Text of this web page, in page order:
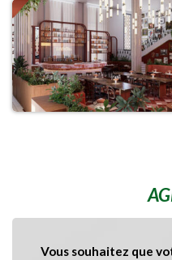
Vous souhaitez que